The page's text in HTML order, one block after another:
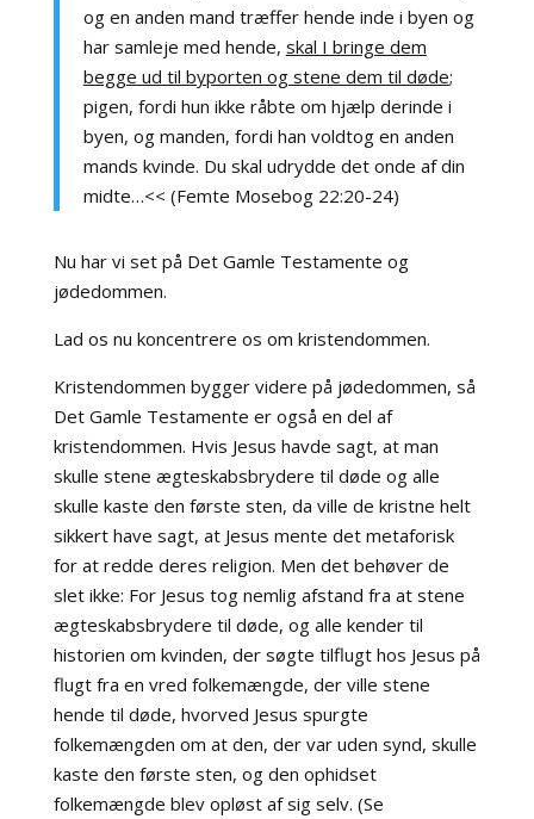
og en anden mand træffer hende inde i byen og
har samleje med hende, skal I bringe dem
begge ud til byporten og stene dem til døde;
pigen, fordi hun ikke råbte om hjælp derinde i
byen, og manden, fordi han voldtog en anden
mands kvinde. Du skal udrydde det onde af din
midte…<< (Femte Mosebog 22:20-24)
Nu har vi set på Det Gamle Testamente og
jødedommen.
Lad os nu koncentrere os om kristendommen.
Kristendommen bygger videre på jødedommen, så
Det Gamle Testamente er også en del af
kristendommen. Hvis Jesus havde sagt, at man
skulle stene ægteskabsbrydere til døde og alle
skulle kaste den første sten, da ville de kristne helt
sikkert have sagt, at Jesus mente det metaforisk
for at redde deres religion. Men det behøver de
slet ikke: For Jesus tog nemlig afstand fra at stene
ægteskabsbrydere til døde, og alle kender til
historien om kvinden, der søgte tilflugt hos Jesus på
flugt fra en vred folkemængde, der ville stene
hende til døde, hvorved Jesus spurgte
folkemængden om at den, der var uden synd, skulle
kaste den første sten, og den ophidset
folkemængde blev opløst af sig selv. (Se